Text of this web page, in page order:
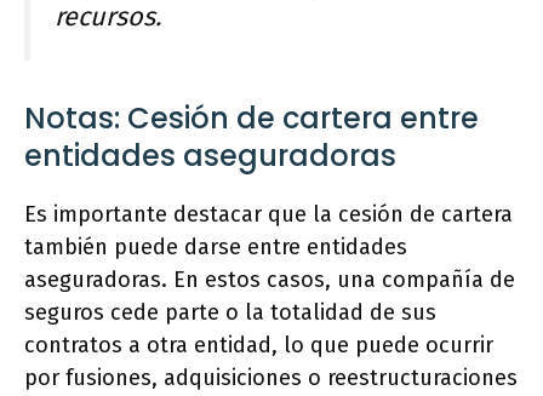
recursos.
Notas: Cesión de cartera entre
entidades aseguradoras
Es importante destacar que la cesión de cartera
también puede darse entre entidades
aseguradoras. En estos casos, una compañía de
seguros cede parte o la totalidad de sus
contratos a otra entidad, lo que puede ocurrir
por fusiones, adquisiciones o reestructuraciones